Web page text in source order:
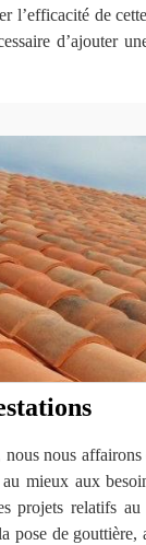
l’efficacité de
d’ajouter
nous affairons
mieux aux
projets relatifs au
pose de gouttière,